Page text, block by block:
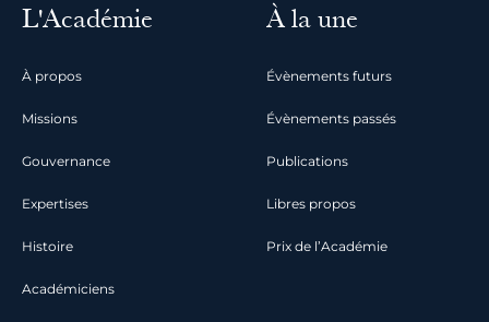
L'Académie
À propos
Missions
Gouvernance
Expertises
Histoire
Académiciens
À la une
Évènements futurs
Évènements passés
Publications
Libres propos
Prix de l’Académie